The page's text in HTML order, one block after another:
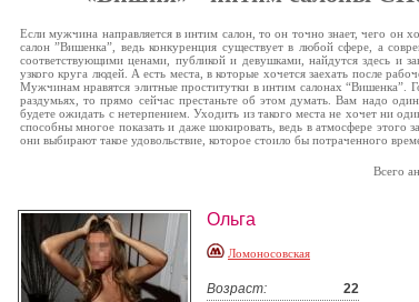
Если мужчина направляется в интим салон, то он точно знает, чего
салон ”Вишенка”, ведь конкуренция существует в любой сфере, а
соответствующими ценами, публикой и девушками, найдутся здесь и
узкого круга людей. А есть места, в которые хочется заехать после
Мужчинам нравятся элитные проститутки в интим салонах “Вишенка”.
раздумьях, то прямо сейчас престаньте об этом думать. Вам надо
будете ожидать с нетерпением. Уходить из такого места не хочет ни
способны многое показать и даже шокировать, ведь в атмосфере
они выбирают такое удовольствие, которое стоило бы потраченного
Всего
Ольга
Ломоносовская
Возраст:
22